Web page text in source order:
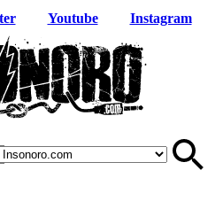
Youtube Instagram